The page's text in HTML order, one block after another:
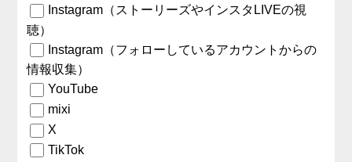
Instagram（ストーリーズやインスタLIVEの視
聴）
Instagram（フォローしているアカウントからの
情報収集）
YouTube
mixi
X
TikTok